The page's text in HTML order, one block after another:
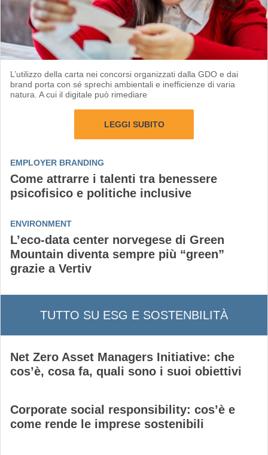
L’utilizzo della carta nei concorsi organizzati dalla GDO e dai
brand porta con sé sprechi ambientali e inefficienze di varia
natura. A cui il digitale può rimediare
LEGGI SUBITO
EMPLOYER BRANDING
Come attrarre i talenti tra benessere
psicofisico e politiche inclusive
ENVIRONMENT
L’eco-data center norvegese di Green
Mountain diventa sempre più “green”
grazie a Vertiv
TUTTO SU ESG E SOSTENBILITÀ
Net Zero Asset Managers Initiative: che
cos’è, cosa fa, quali sono i suoi obiettivi
Corporate social responsibility: cos’è e
come rende le imprese sostenibili